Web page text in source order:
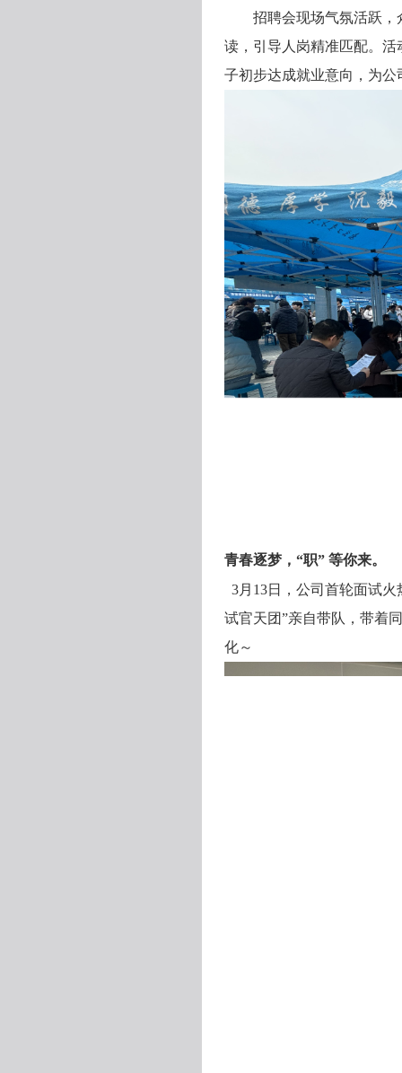
招聘会现场气氛活跃
读，引导人岗精准匹配。
子初步达成就业意向，为
青春逐梦， “职” 等你来。
3月13日，公司首轮面试
试官天团”亲自带队，带着
化～